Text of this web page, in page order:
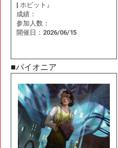
| ホビット』
成績：
参加人数：
開催日： 2026/06/15
■パイオニア